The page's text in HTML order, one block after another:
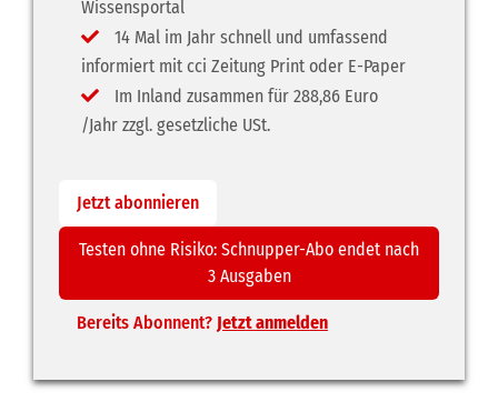
Wissensportal
14 Mal im Jahr schnell und umfassend
informiert mit cci Zeitung Print oder E-Paper
Im Inland zusammen für 288,86 Euro
/Jahr zzgl. gesetzliche USt.
Jetzt abonnieren
Testen ohne Risiko: Schnupper-Abo endet nach
3 Ausgaben
Bereits Abonnent? Jetzt anmelden